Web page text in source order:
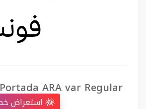
Portada ARA var Regular